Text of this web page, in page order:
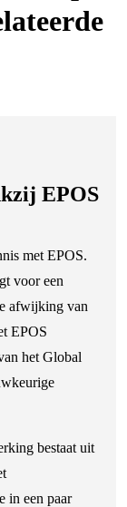
EPOS
met EPOS.
voor een
afwijking van
EPOS
het Global
bestaat uit
in een paar